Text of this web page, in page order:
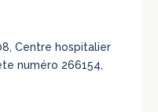
Centre hospitalier
numéro 266154,